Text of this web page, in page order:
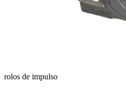
rolos de impulso